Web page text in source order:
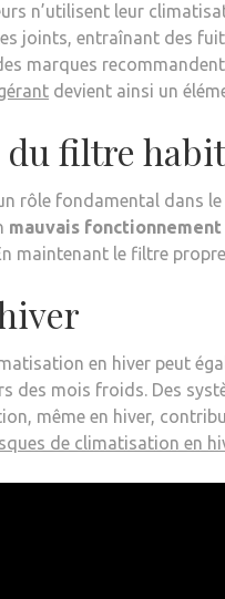
n’utilisent leur
joints, entraînant des
marques
devient ainsi un
filtre
rôle fondamental dans
mauvais fonctionnement
maintenant le filtre
en hiver peut
des mois froids. Des
même en hiver,
de climatisation en